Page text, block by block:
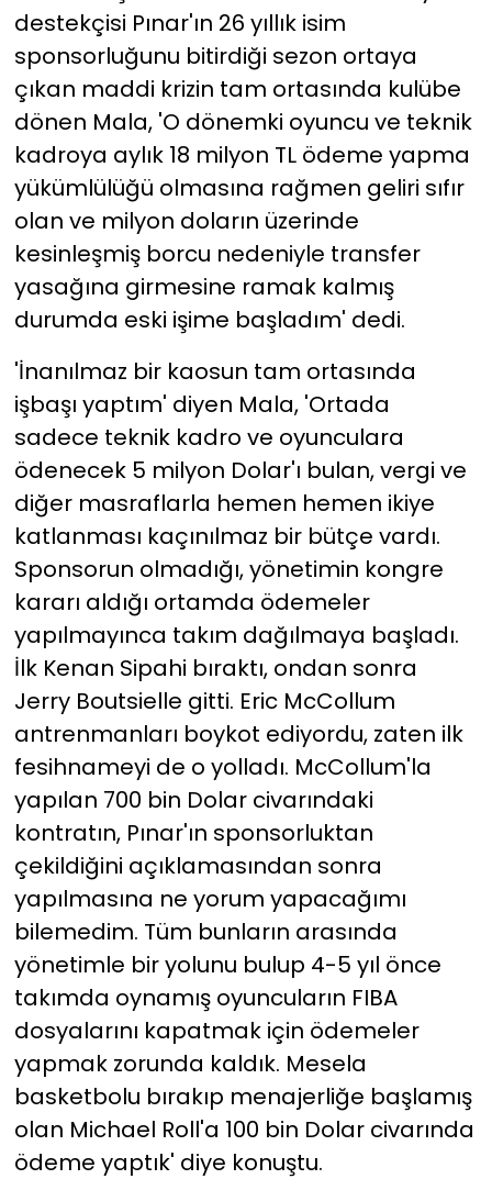
destekçisi Pınar'ın 26 yıllık isim
sponsorluğunu bitirdiği sezon ortaya
çıkan maddi krizin tam ortasında kulübe
dönen Mala, 'O dönemki oyuncu ve teknik
kadroya aylık 18 milyon TL ödeme yapma
yükümlülüğü olmasına rağmen geliri sıfır
olan ve milyon doların üzerinde
kesinleşmiş borcu nedeniyle transfer
yasağına girmesine ramak kalmış
durumda eski işime başladım' dedi.
'İnanılmaz bir kaosun tam ortasında
işbaşı yaptım' diyen Mala, 'Ortada
sadece teknik kadro ve oyunculara
ödenecek 5 milyon Dolar'ı bulan, vergi ve
diğer masraflarla hemen hemen ikiye
katlanması kaçınılmaz bir bütçe vardı.
Sponsorun olmadığı, yönetimin kongre
kararı aldığı ortamda ödemeler
yapılmayınca takım dağılmaya başladı.
İlk Kenan Sipahi bıraktı, ondan sonra
Jerry Boutsielle gitti. Eric McCollum
antrenmanları boykot ediyordu, zaten ilk
fesihnameyi de o yolladı. McCollum'la
yapılan 700 bin Dolar civarındaki
kontratın, Pınar'ın sponsorluktan
çekildiğini açıklamasından sonra
yapılmasına ne yorum yapacağımı
bilemedim. Tüm bunların arasında
yönetimle bir yolunu bulup 4-5 yıl önce
takımda oynamış oyuncuların FIBA
dosyalarını kapatmak için ödemeler
yapmak zorunda kaldık. Mesela
basketbolu bırakıp menajerliğe başlamış
olan Michael Roll'a 100 bin Dolar civarında
ödeme yaptık' diye konuştu.